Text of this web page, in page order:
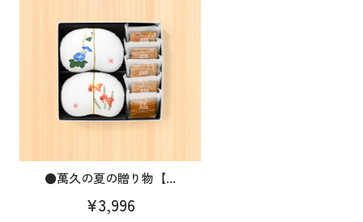
●萬久の夏の贈り物【...
¥3,996